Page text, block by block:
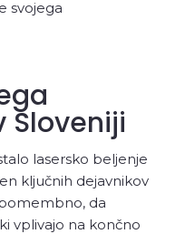
svojega
Sloveniji
lasersko beljenje
ključnih dejavnikov
da
vplivajo na končno